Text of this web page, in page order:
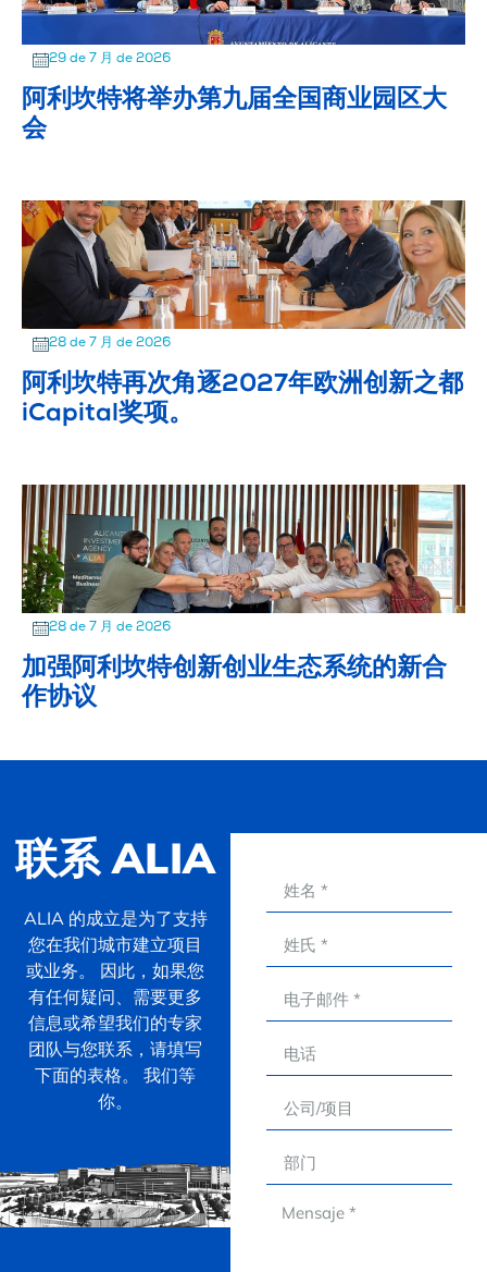
29 de 7 月 de 2026
阿利坎特将举办第九届全国商业园区大
会
28 de 7 月 de 2026
阿利坎特再次角逐2027年欧洲创新之都
iCapital奖项。
28 de 7 月 de 2026
加强阿利坎特创新创业生态系统的新合
作协议
联系 ALIA
ALIA 的成立是为了支持
您在我们城市建立项目
或业务。 因此，如果您
有任何疑问、需要更多
信息或希望我们的专家
团队与您联系，请填写
下面的表格。 我们等
你。